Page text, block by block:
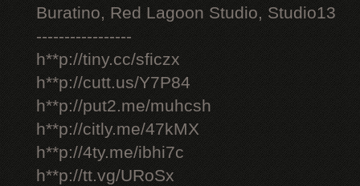
Buratino, Red Lagoon Studio, Studio13
-----------------
h**p://tiny.cc/sficzx
h**p://cutt.us/Y7P84
h**p://put2.me/muhcsh
h**p://citly.me/47kMX
h**p://4ty.me/ibhi7c
h**p://tt.vg/URoSx